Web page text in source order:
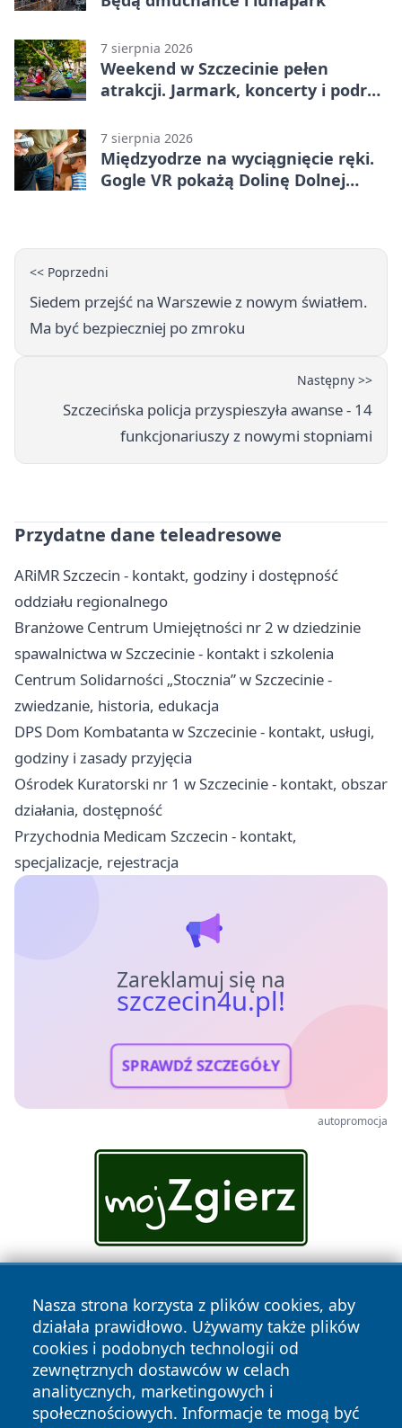
7 sierpnia 2026
Weekend w Szczecinie pełen
atrakcji. Jarmark, koncerty i podróż
7 sierpnia 2026
Międzyodrze na wyciągnięcie ręki.
Gogle VR pokażą Dolinę Dolnej
<< Poprzedni
Siedem przejść na Warszewie z nowym światłem.
Ma być bezpieczniej po zmroku
Następny >>
Szczecińska policja przyspieszyła awanse - 14
funkcjonariuszy z nowymi stopniami
Przydatne dane teleadresowe
ARiMR Szczecin - kontakt, godziny i dostępność
oddziału regionalnego
Branżowe Centrum Umiejętności nr 2 w dziedzinie
spawalnictwa w Szczecinie - kontakt i szkolenia
Centrum Solidarności „Stocznia” w Szczecinie -
zwiedzanie, historia, edukacja
DPS Dom Kombatanta w Szczecinie - kontakt, usługi,
godziny i zasady przyjęcia
Ośrodek Kuratorski nr 1 w Szczecinie - kontakt, obszar
działania, dostępność
Przychodnia Medicam Szczecin - kontakt,
specjalizacje, rejestracja
Zareklamuj się na
szczecin4u.pl!
SPRAWDŹ SZCZEGÓŁY
autopromocja
Nasza strona korzysta z plików cookies, aby
działała prawidłowo. Używamy także plików
cookies i podobnych technologii od
zewnętrznych dostawców w celach
analitycznych, marketingowych i
społecznościowych. Informacje te mogą być
Copyright © 2026 szczecin4u.pl Wszystkie prawa zastrzeżone.